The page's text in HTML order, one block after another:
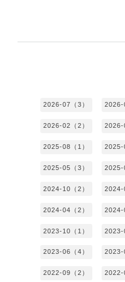
2026-07（3） 2026-
2026-02（2） 2026-
2025-08（1） 2025-
2025-05（3） 2025-
2024-10（2） 2024-
2024-04（2） 2024-
2023-10（1） 2023-
2023-06（4） 2023-
2022-09（2） 2022-